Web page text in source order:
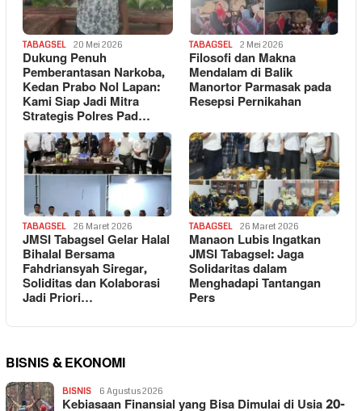
TABAGSEL 20 Mei 2026
Dukung Penuh
Pemberantasan Narkoba,
Kedan Prabo Nol Lapan:
Kami Siap Jadi Mitra
Strategis Polres Pad…
TABAGSEL 2 Mei 2026
Filosofi dan Makna
Mendalam di Balik
Manortor Parmasak pada
Resepsi Pernikahan
TABAGSEL 26 Maret 2026
JMSI Tabagsel Gelar Halal
Bihalal Bersama
Fahdriansyah Siregar,
Soliditas dan Kolaborasi
Jadi Priori…
TABAGSEL 26 Maret 2026
Manaon Lubis Ingatkan
JMSI Tabagsel: Jaga
Solidaritas dalam
Menghadapi Tantangan
Pers
BISNIS & EKONOMI
BISNIS 6 Agustus 2026
Kebiasaan Finansial yang Bisa Dimulai di Usia 20-